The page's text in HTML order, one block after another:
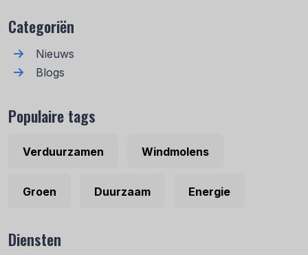
Categoriën
Nieuws
Blogs
Populaire tags
Verduurzamen Windmolens
Groen Duurzaam Energie
Diensten